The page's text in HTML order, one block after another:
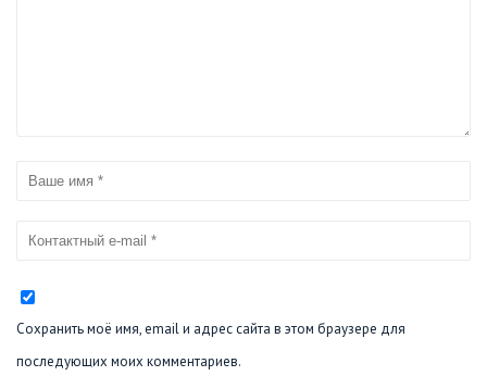
Сохранить моё имя, email и адрес сайта в этом браузере для
последующих моих комментариев.